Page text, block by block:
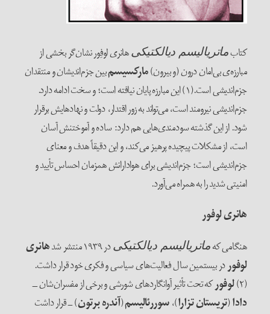
کتابماتریالیسم دیالکتیکیهانری لوفِور نشان‌گر بخشی از
مبارزه‌ی بی‌امان درون (و بیرون)مارکسیسمبین جزم‌اندیشان و منتقدان
جزم‌‌اندیشی است.(۱) این مبارزه پایان نیافته است؛ و سخت ادامه دارد.
جزم‌‌اندیشی نیرومند است، می‌‌تواند به زور اقتدار، دولت و نهادهایش برقرار
شود. از این گذشته سودمندی‌‌هایی هم دارد: ساده و آموختنش آسان
است، از مشکلات پیچیده پرهیز می‌‌کند، و این دقیقاً هدف و معنای
جزم‌‌اندیشی است؛ جزم‌‌اندیشی برای هوادارانش همزمان احساس تأیید و
امنیتی شدید را به همراه می‌‌آورد.
هانری لوفور
هنگامی کهماتریالیسم دیالکتیکیدر ۱۹۳۹ منتشر شد
هانری
لوفوردر بیستمین سال فعالیت‌‌های سیاسی و فکری خود قرار داشت.
(۲) لوفورکه تحت تأثیر آوانگاردهای شورشی و برخی از مفسران‌‌شان ــ
دادا(تریستانتزارا)،سوررئالیسم(آندرهبرتون) ــ قرار داشت